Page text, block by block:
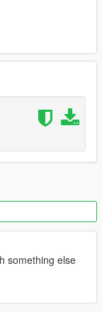
something else